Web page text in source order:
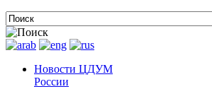
Новости ЦДУМ
России